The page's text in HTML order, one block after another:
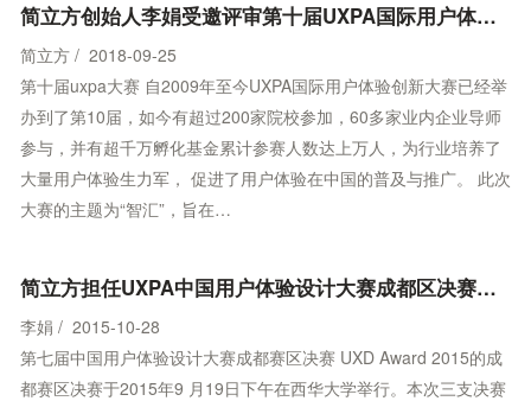
简立方创始人李娟受邀评审第十届UXPA国际用户体验创新大赛西南分赛区决赛
简立方 / 2018-09-25
第十届uxpa大赛 自2009年至今UXPA国际用户体验创新大赛已经举
办到了第10届，如今有超过200家院校参加，60多家业内企业导师
参与，并有超千万孵化基金累计参赛人数达上万人，为行业培养了
大量用户体验生力军， 促进了用户体验在中国的普及与推广。 此次
大赛的主题为“智汇”，旨在…
简立方担任UXPA中国用户体验设计大赛成都区决赛评委
李娟 / 2015-10-28
第七届中国用户体验设计大赛成都赛区决赛 UXD Award 2015的成
都赛区决赛于2015年9 月19日下午在西华大学举行。本次三支决赛